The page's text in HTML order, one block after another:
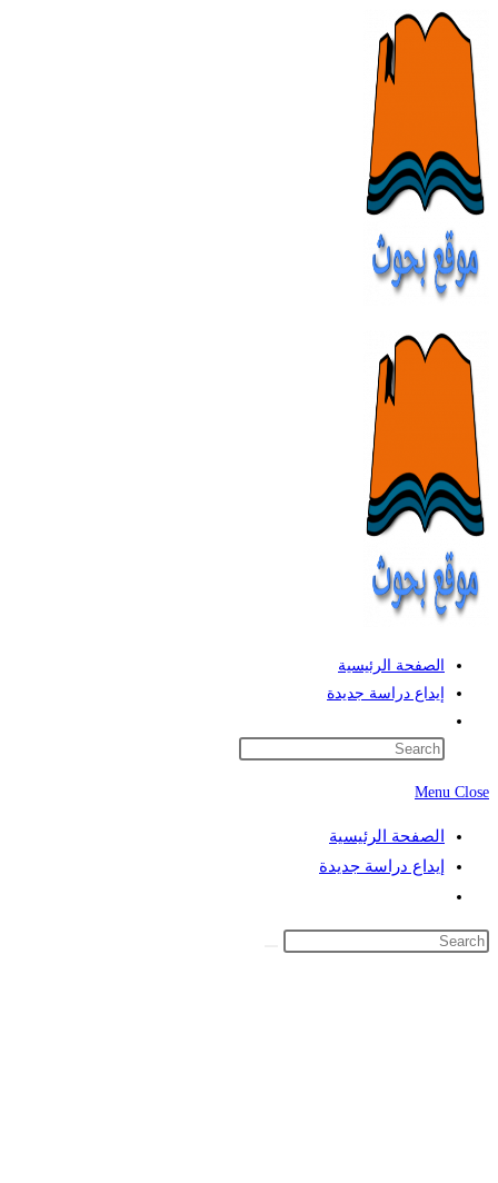
content
الصفحة الرئيسية
إيداع دراسة جديدة
website
Menu Close
الصفحة الرئيسية
إيداع دراسة جديدة
search